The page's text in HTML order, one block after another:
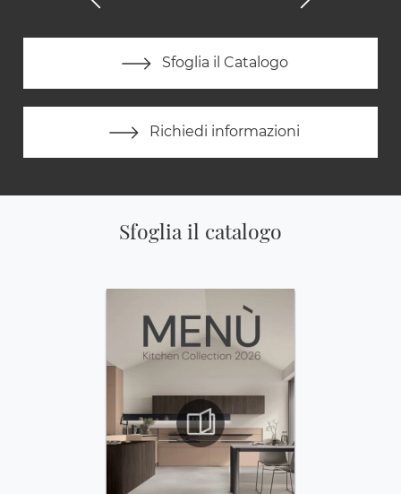
Sfoglia il Catalogo
Richiedi informazioni
Sfoglia il catalogo